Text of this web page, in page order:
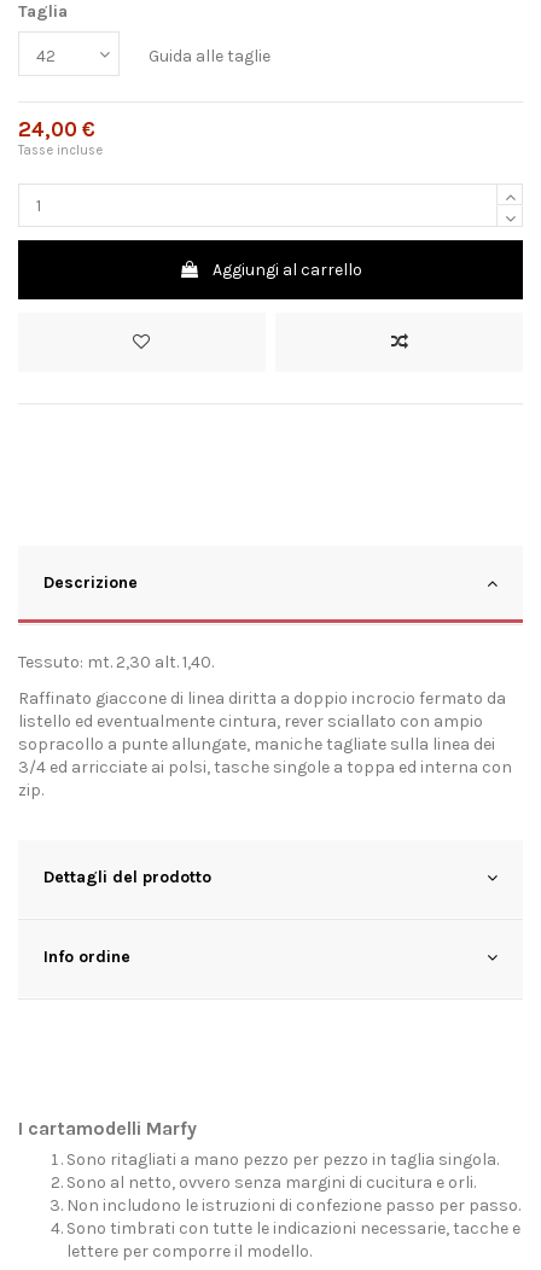
Taglia
Guida alle taglie
24,00 €
Tasse incluse
Aggiungi al carrello
Descrizione
Tessuto: mt. 2,30 alt. 1,40.
Raffinato giaccone di linea diritta a doppio incrocio fermato da
listello ed eventualmente cintura, rever sciallato con ampio
sopracollo a punte allungate, maniche tagliate sulla linea dei
3/4 ed arricciate ai polsi, tasche singole a toppa ed interna con
zip.
Dettagli del prodotto
Info ordine
I cartamodelli Marfy
Sono ritagliati a mano pezzo per pezzo in taglia singola.
Sono al netto, ovvero senza margini di cucitura e orli.
Non includono le istruzioni di confezione passo per passo.
Sono timbrati con tutte le indicazioni necessarie, tacche e
lettere per comporre il modello.